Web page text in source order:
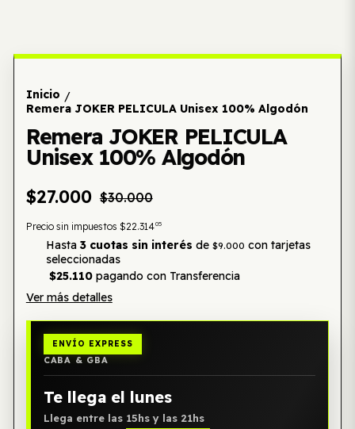
Inicio /
Remera JOKER PELICULA Unisex 100% Algodón
Remera JOKER PELICULA
Unisex 100% Algodón
$27.000 $30.000
Precio sin impuestos $22.31405
Hasta 3 cuotas sin interés de $9.000 con tarjetas
seleccionadas
$25.110pagando con Transferencia
Ver más detalles
ENVÍO EXPRESS
CABA & GBA
Te llega el lunes
Llega entre las 15hs y las 21hs